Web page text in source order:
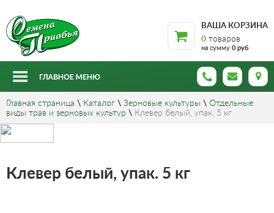
ВАША КОРЗИНА
0 товаров
на сумму 0 руб
Главная страница \ Каталог \ Зерновые культуры \ Отдельные
виды трав и зерновых культур \ Клевер белый, упак. 5 кг
Клевер белый, упак. 5 кг